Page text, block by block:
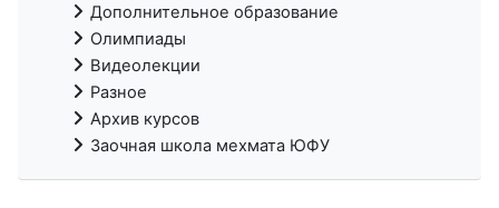
Дополнительное образование
Олимпиады
Видеолекции
Разное
Архив курсов
Заочная школа мехмата ЮФУ